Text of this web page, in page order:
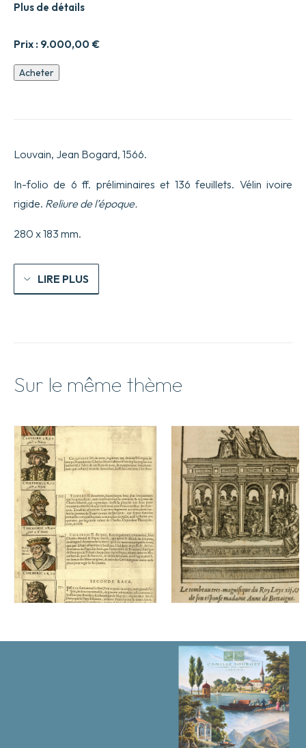
Prix : 9.000,00 €
Plus de détails
quantité
de
nostras
Latina
quorum
nunc
lucem
prodeunt.
Acheter
Louvain, Jean Bogard, 1566.
In-folio de 6 ff. préliminaires et 136 feuillets. Vélin ivoire
rigide. Reliure de l’époque.
280 x 183 mm.
LIRE PLUS
Sur le même thème